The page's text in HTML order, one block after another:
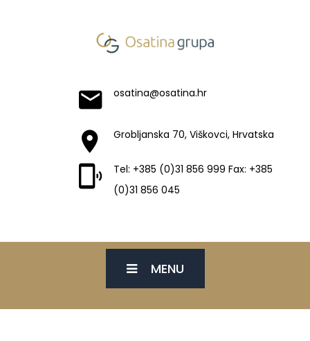
osatina@osatina.hr
Grobljanska 70, Viškovci, Hrvatska
Tel: +385 (0)31 856 999 Fax: +385
(0)31 856 045
MENU